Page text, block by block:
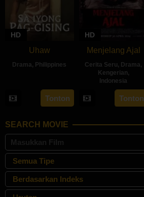
HD
Uhaw
Drama, Philippines
Aug
2024
Bonifacio
Tonton
HD
Menjelang Ajal
Cerita Seru, Drama,
Kengerian,
Indonesia
30
Apr
Hadrah
Daeng
Tonton
SEARCH MOVIE